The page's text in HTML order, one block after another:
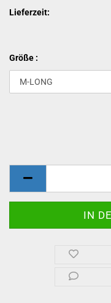
Lieferzeit:
Größe :